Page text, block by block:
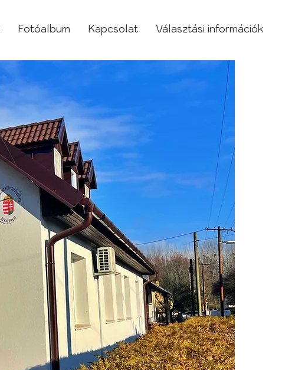
Fotóalbum Kapcsolat Választási információk